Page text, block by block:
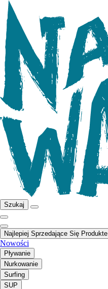
Szukaj
Najlepiej Sprzedające Się Produkte
Nowości
Pływanie
Nurkowanie
Surfing
SUP